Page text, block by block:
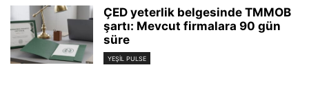
ÇED yeterlik belgesinde TMMOB
şartı: Mevcut firmalara 90 gün
süre
YEŞIL PULSE